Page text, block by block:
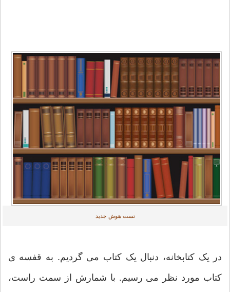
تست هوش جدید
در یک کتابخانه، دنبال یک کتاب می گردیم. به قفسه ی
کتاب مورد نظر می رسیم. با شمارش از سمت راست،